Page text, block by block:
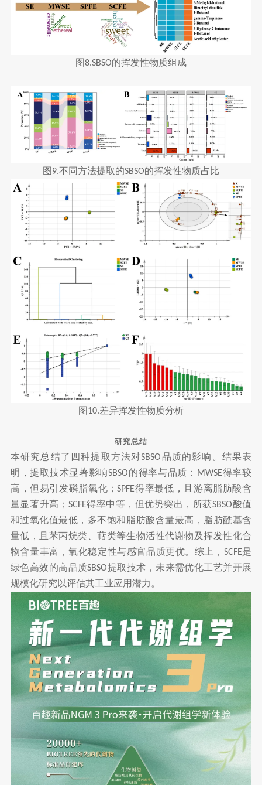
图8.SBSO的挥发性物质组成
图 9.不同方法提取的SBSO的挥发性物质占比
图 10.差异挥发性物质分析
研究总结
本研究总结了四种提取方法对SBSO品质的影响。结果表
明，提取技术显著影响SBSO的得率与品质： MWSE得率较
高，但易引发磷脂氧化；SPFE得率最低，且游离脂肪酸含
量显著升高； SCFE得率中等，但优势突出，所获SBSO酸值
和过氧化值最低，多不饱和脂肪酸含量最高，脂肪酰基含
量低，且苯丙烷类、萜类等生物活性代谢物及挥发性化合
物含量丰富，氧化稳定性与感官品质更优。综上， SCFE是
绿色高效的高品质SBSO提取技术，未来需优化工艺并开展
规模化研究以评估其工业应用潜力。